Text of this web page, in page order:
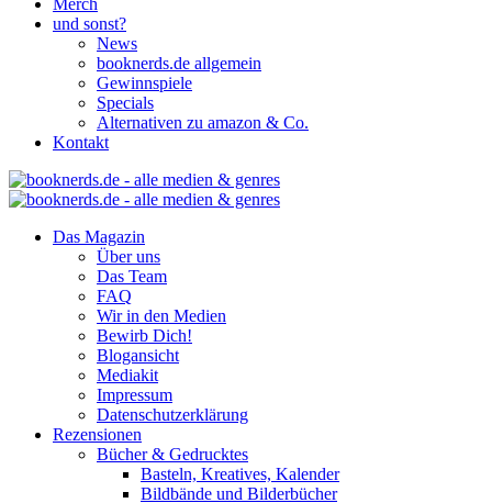
Merch
und sonst?
News
booknerds.de allgemein
Gewinnspiele
Specials
Alternativen zu amazon & Co.
Kontakt
Das Magazin
Über uns
Das Team
FAQ
Wir in den Medien
Bewirb Dich!
Blogansicht
Mediakit
Impressum
Datenschutzerklärung
Rezensionen
Bücher & Gedrucktes
Basteln, Kreatives, Kalender
Bildbände und Bilderbücher